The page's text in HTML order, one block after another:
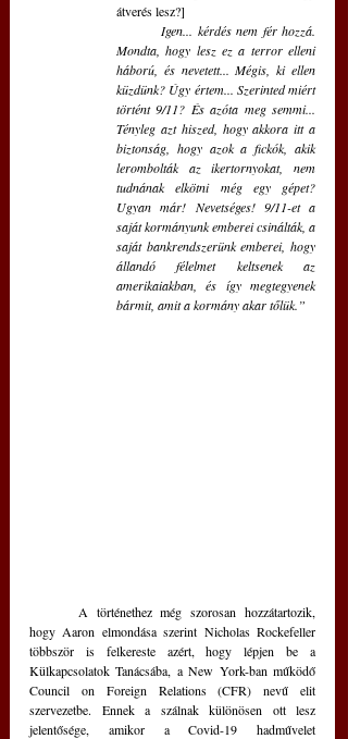
átverés lesz?]
Igen... kérdés nem fér hozzá.
Mondta, hogy lesz ez a terror elleni
háború, és nevetett... Mégis, ki ellen
küzdünk? Úgy értem... Szerinted miért
történt 9/11? És azóta meg semmi...
Tényleg azt hiszed, hogy akkora itt a
biztonság, hogy azok a fickók, akik
lerombolták az ikertornyokat, nem
tudnának elkötni még egy gépet?
Ugyan már! Nevetséges! 9/11-et a
saját kormányunk emberei csinálták, a
saját bankrendszerünk emberei, hogy
állandó félelmet keltsenek az
amerikaiakban, és így megtegyenek
bármit, amit a kormány akar tőlük.”
hogy Aaron elmondása szerint Nicholas Rockefeller
többször is felkereste azért, hogy lépjen be a
Külkapcsolatok Tanácsába, a New York-ban működő
Council on Foreign Relations (CFR) nevű elit
szervezetbe. Ennek a szálnak különösen ott lesz
jelentősége, amikor a Covid-19 hadművelet